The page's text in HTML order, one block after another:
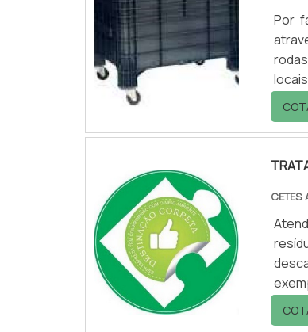
Por
em
CETES
de